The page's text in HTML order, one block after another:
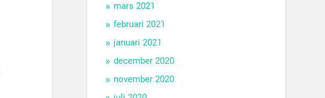
mars 2021
februari 2021
januari 2021
december 2020
november 2020